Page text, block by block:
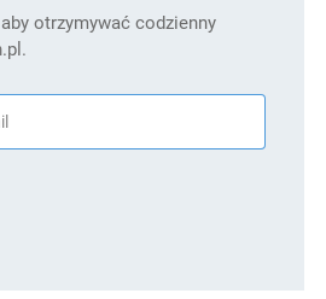
otrzymywać codzienny